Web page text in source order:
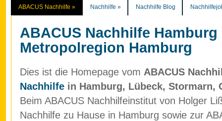
ABACUS Nachhilfe » Nachhilfe » Nachhilfe Blog
ABACUS Nachhilfe Hamburg
Metropolregion Hamburg
Dies ist die Homepage vom ABACUS
Nachhilfe in Hamburg, Lübeck, Stormarn,
Beim ABACUS Nachhilfeinstitut von Holger
Nachhilfe zu Hause in Hamburg sowie zur